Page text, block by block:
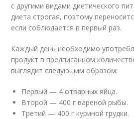
с другими видами диетического
диета строгая, поэтому
если соблюдается в первый раз.
Каждый день необходимо
продукт в предписанном
выглядит следующим образом:
Первый — 4 отварных яйца.
Второй — 400 г вареной рыбы.
Третий — 400 г куриной грудки.